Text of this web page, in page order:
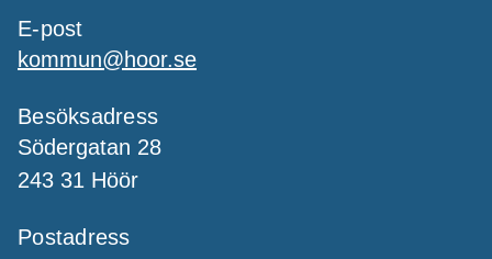
E-post
kommun@hoor.se
Besöksadress
Södergatan 28
243 31 Höör
Postadress